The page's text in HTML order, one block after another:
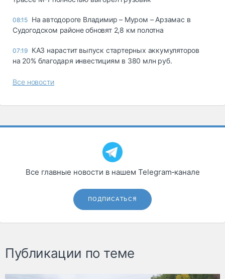
08:15 На автодороге Владимир – Муром – Арзамас в
Судогодском районе обновят 2,8 км полотна
07:19 КАЗ нарастит выпуск стартерных аккумуляторов
на 20% благодаря инвестициям в 380 млн руб.
Все новости
Все главные новости в нашем Telegram‑канале
ПОДПИСАТЬСЯ
Публикации по теме